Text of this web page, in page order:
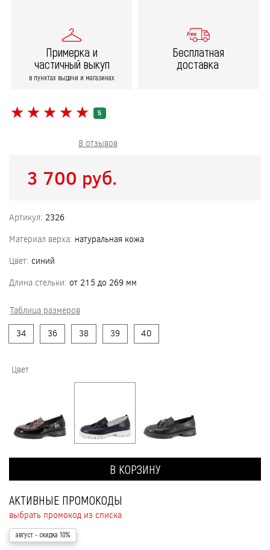
Примерка и
частичный выкуп
в пунктах выдачи и магазинах
Бесплатная
доставка
★ ★ ★ ★ ★
★ ★ ★ ★ ★ 5
8 отзывов
3 700 pуб.
Артикул: 2326
Материал верха: натуральная кожа
Цвет: синий
Длина стельки: от 215 до 269 мм
Таблица размеров
34
36 38 39 40
Цвет
В КОРЗИНУ
АКТИВНЫЕ ПРОМОКОДЫ
выбрать промокод из списка
август - скидка 10%